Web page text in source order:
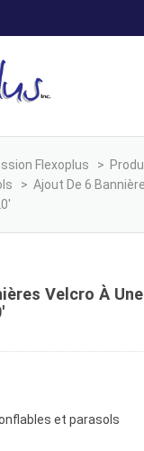
Flexoplus >
> Ajout De 6
Velcro À
et parasols